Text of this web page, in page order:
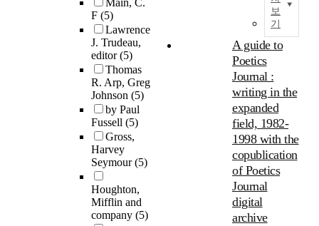
Main, C.
F (5)
Lawrence
J. Trudeau,
editor(5)
Thomas
R. Arp, Greg
Johnson (5)
by Paul
Fussell (5)
Gross,
Harvey
Seymour(5)
Houghton,
Mifflin and
company (5)
보
기
A guide to
Poetics
Journal :
writing in the
expanded
field, 1982-
1998 with the
copublication
of Poetics
Journal
digital
archive